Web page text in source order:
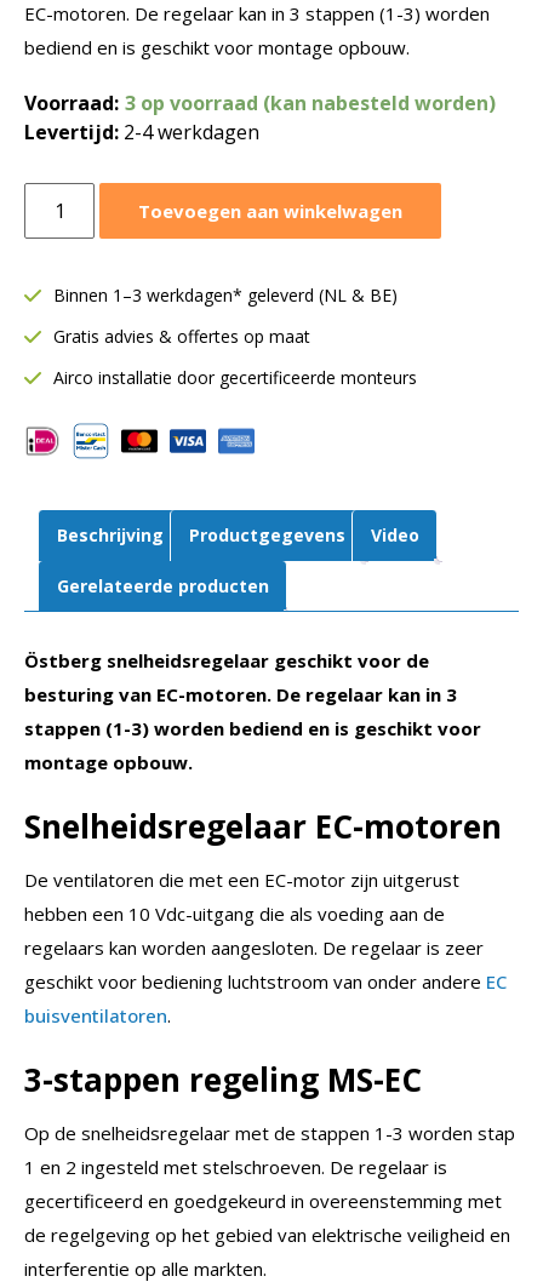
EC-motoren. De regelaar kan in 3 stappen (1-3) worden
bediend en is geschikt voor montage opbouw.
Voorraad: 3 op voorraad (kan nabesteld worden)
Levertijd: 2-4 werkdagen
snelheidsregelaar
0-
|
3-
|
Opbouw
Toevoegen aan winkelwagen
Binnen 1–3 werkdagen* geleverd (NL & BE)
Gratis advies & offertes op maat
Airco installatie door gecertificeerde monteurs
Beschrijving Productgegevens Video
Gerelateerde producten
Östberg snelheidsregelaar geschikt voor de
besturing van EC-motoren. De regelaar kan in 3
stappen (1-3) worden bediend en is geschikt voor
montage opbouw.
Snelheidsregelaar EC-motoren
De ventilatoren die met een EC-motor zijn uitgerust
hebben een 10 Vdc-uitgang die als voeding aan de
regelaars kan worden aangesloten. De regelaar is zeer
geschikt voor bediening luchtstroom van onder andere EC
buisventilatoren.
3-stappen regeling MS-EC
Op de snelheidsregelaar met de stappen 1-3 worden stap
1 en 2 ingesteld met stelschroeven. De regelaar is
gecertificeerd en goedgekeurd in overeenstemming met
de regelgeving op het gebied van elektrische veiligheid en
interferentie op alle markten.